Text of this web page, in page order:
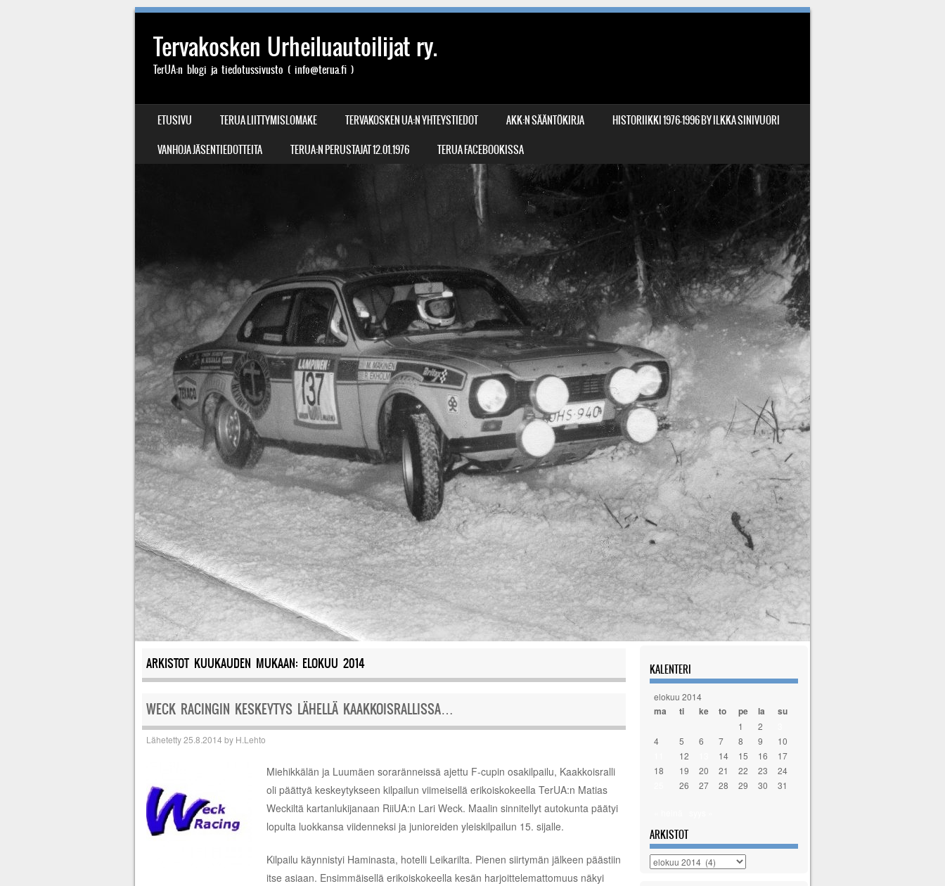
Tervakosken Urheiluautoilijat ry.
TerUA:n blogi ja tiedotussivusto ( info@terua.fi )
VALIKKO
SIIRRY SISÄLTÖÖN
ETUSIVU TERUA LIITTYMISLOMAKE TERVAKOSKEN UA:N YHTEYSTIEDOT AKK:N SÄÄNTÖKIRJA
HISTORIIKKI 1976-1996 BY ILKKA SINIVUORI
VANHOJA JÄSENTIEDOTTEITA
TERUA:N PERUSTAJAT 12.01.1976 TERUA FACEBOOKISSA
ARKISTOT KUUKAUDEN MUKAAN: ELOKUU 2014
WECK RACINGIN KESKEYTYS LÄHELLÄ KAAKKOISRALLISSA…
Lähetetty25.8.2014 by H.Lehto
Miehikkälän ja Luumäen soraränneissä ajettu F-cupin osakilpailu, Kaakkoisralli
oli päättyä keskeytykseen kilpailun viimeisellä erikoiskokeella TerUA:n Matias
Weckiltä kartanlukijanaan RiiUA:n Lari Weck. Maalin sinnitellyt autokunta päätyi
lopulta luokkansa viidenneksi ja junioreiden yleiskilpailun 15. sijalle.
Kilpailu käynnistyi Haminasta, hotelli Leikarilta. Pienen siirtymän jälkeen päästiin
itse asiaan. Ensimmäisellä erikoiskokeella kesän harjoittelemattomuus näkyi
KALENTERI
elokuu 2014
ma ti ke to pe la su
1 2
4
5 6 7 8 9
10
12 14 15 16
17
18
19 20 21 22 23
24
26 27 28 29 30 31
ARKISTOT
Arkistot